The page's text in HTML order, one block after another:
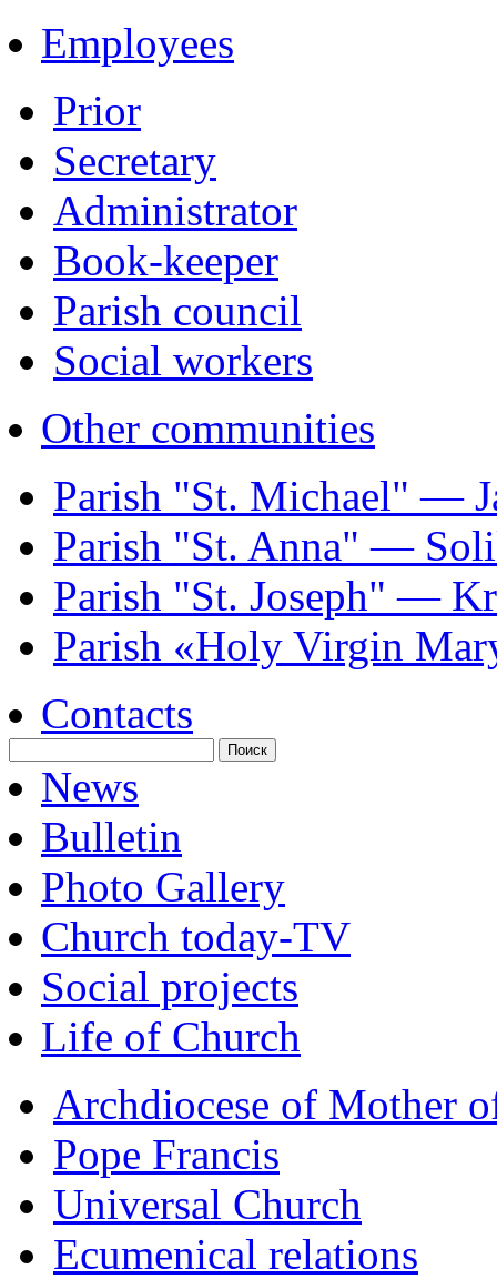
Employees
Prior
Secretary
Administrator
Book-keeper
Parish council
Social workers
Other communities
Parish "St. Michael" —
Parish "St. Annа" —
Parish "St. Joseph" —
Parish «Holy Virgin
Contacts
News
Bulletin
Photo Gallery
Church today-TV
Social projects
Life of Church
Archdiocese of Mother
Pope Francis
Universal Church
Ecumenical relations